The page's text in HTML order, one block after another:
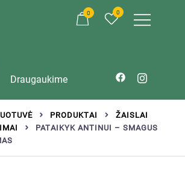
0 0
Draugaukime
PRODUKTAI
ŽAISLAI
PATAIKYK ANTINUI – SMAGUS